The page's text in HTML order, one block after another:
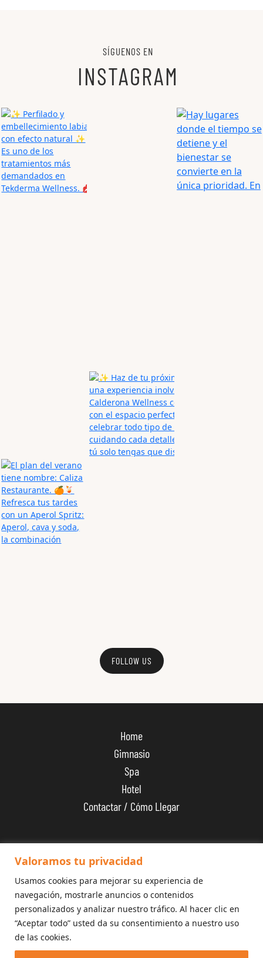
Valoramos tu privacidad
Usamos cookies para mejorar su experiencia de
navegación, mostrarle anuncios o contenidos
personalizados y analizar nuestro tráfico. Al hacer clic en
“Aceptar todo” usted da su consentimiento a nuestro uso
de las cookies.
SÍGUENOS EN
INSTAGRAM
FOLLOW US
Home
Gimnasio
Spa
Hotel
Contactar / Cómo Llegar
+34 626 300 600